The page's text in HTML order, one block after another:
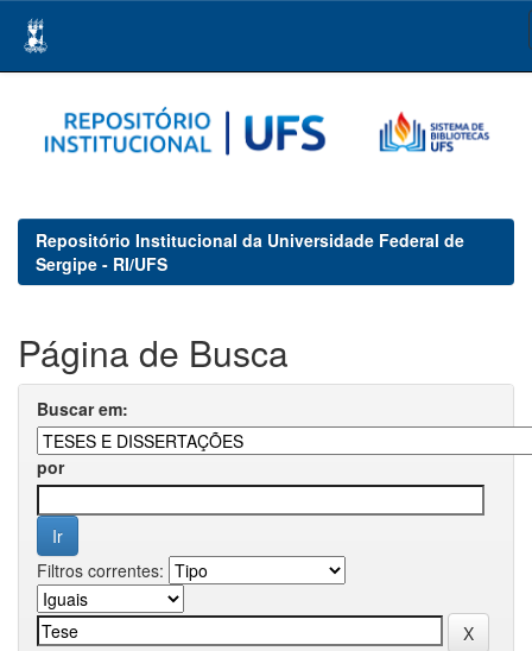
navigation
Repositório Institucional da Universidade Federal de
Sergipe - RI/UFS
Página de Busca
Buscar em:
por
Filtros correntes: